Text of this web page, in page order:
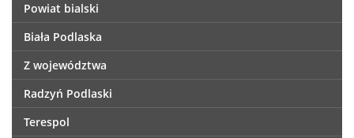
Powiat bialski
Biała Podlaska
Z województwa
Radzyń Podlaski
Terespol